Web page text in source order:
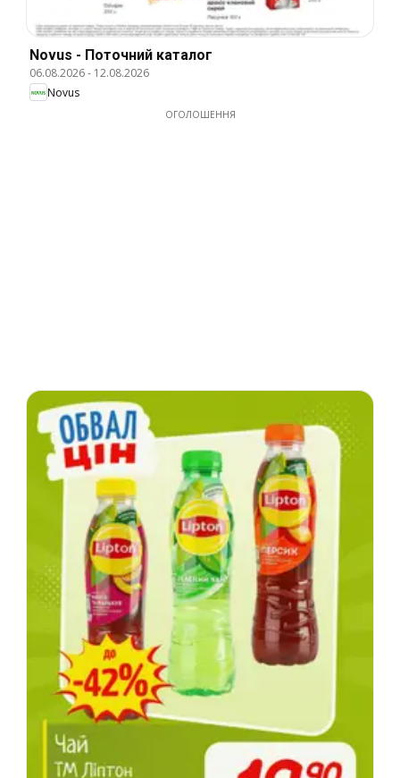
Novus - Поточний каталог
06.08.2026- 12.08.2026
Novus
ОГОЛОШЕННЯ